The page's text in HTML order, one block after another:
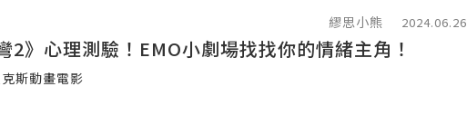
繆思小熊 2024.06.26
2》心理測驗！EMO小劇場找找你的情緒主角！
斯動畫電影